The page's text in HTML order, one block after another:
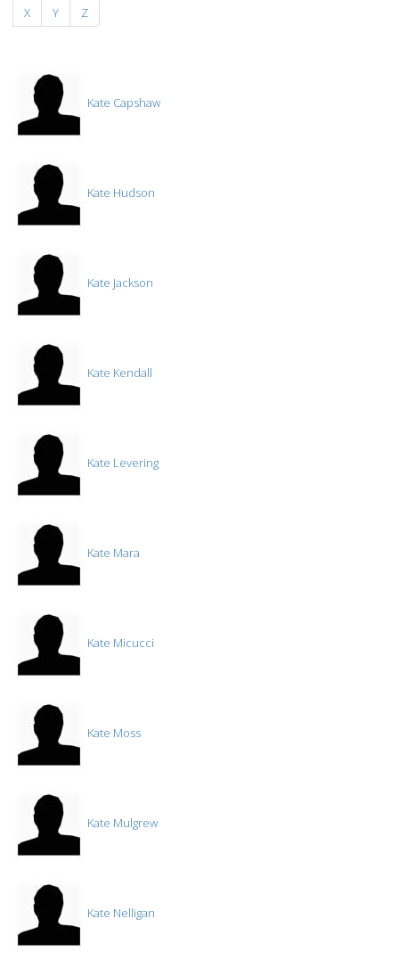
X
Y Z
Kate Capshaw
Kate Hudson
Kate Jackson
Kate Kendall
Kate Levering
Kate Mara
Kate Micucci
Kate Moss
Kate Mulgrew
Kate Nelligan